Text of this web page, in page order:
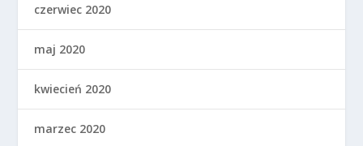
czerwiec 2020
maj 2020
kwiecień 2020
marzec 2020